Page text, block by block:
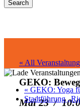
« All
GEKO:
Mai 23 /
« GEKO: Yoga
Stadtführung